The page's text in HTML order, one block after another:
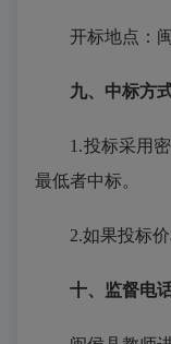
开标地点：
九、中标方
1.投标采用
最低者中标。
2.如果投标
十、监督电